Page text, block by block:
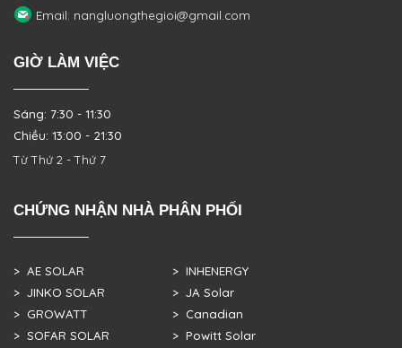
Email: nangluongthegioi@gmail.com
GIỜ LÀM VIỆC
Sáng: 7:30 - 11:30
Chiều: 13:00 - 21:30
Từ Thứ 2 - Thứ 7
CHỨNG NHẬN NHÀ PHÂN PHỐI
> AE SOLAR
> JINKO SOLAR
> GROWATT
> SOFAR SOLAR
> INHENERGY
> JA Solar
> Canadian
> Powitt Solar